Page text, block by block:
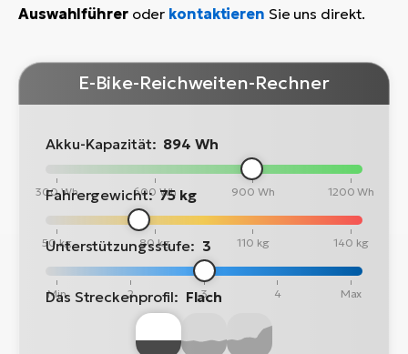
Auswahlführeroder kontaktieren Sie uns direkt.
E-Bike-Reichweiten-Rechner
Akku-Kapazität: 894 Wh
300 Wh 600 Wh 900 Wh 1200 Wh
Fahrergewicht: 75 kg
50 kg 80 kg 110 kg 140 kg
Unterstützungsstufe: 3
Min 2 3 4 Max
Das Streckenprofil: Flach